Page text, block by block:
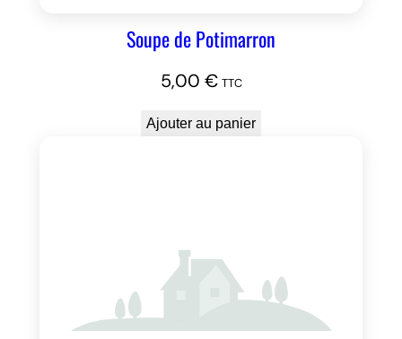
Soupe de Potimarron
5,00 € TTC
Ajouter au panier